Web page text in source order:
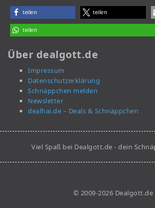
teilen teilen
teilen
Über dealgott.de
Impressum
Datenschutzerklärung
Schnäppchen melden
Newsletter
dealhai.de – Deals & Schnäppchen
Viel Spaß bei Dealgott.de - dein
© 2009-2026 Dealgott.de